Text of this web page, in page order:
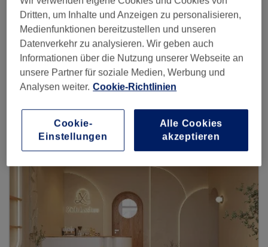
Thassanee Thaimassage
Dritten, um Inhalte und Anzeigen zu personalisieren,
Medienfunktionen bereitzustellen und unseren
Datenverkehr zu analysieren. Wir geben auch
Informationen über die Nutzung unserer Webseite an
unsere Partner für soziale Medien, Werbung und
Analysen weiter. Cookie-Richtlinien
Cookie-
Einstellungen
Alle Cookies
akzeptieren